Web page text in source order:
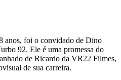
anos, foi o convidado de Dino
92. Ele é uma promessa do
de Ricardo da VR22 Filmes,
de sua carreira.